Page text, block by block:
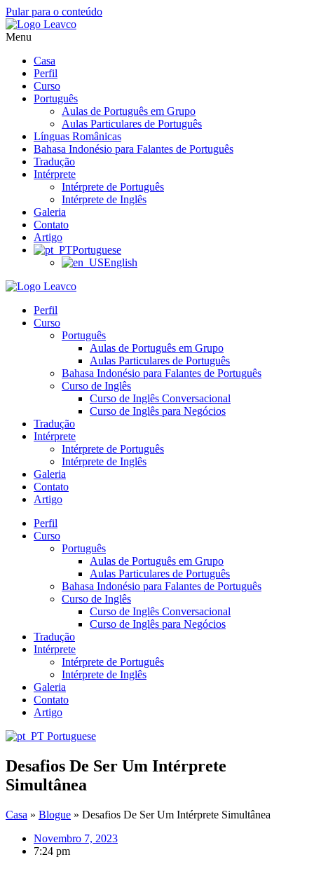
Pular para o conteúdo
Menu
Casa
Perfil
Curso
Português
Aulas de Português em Grupo
Aulas Particulares de Português
Línguas Românicas
Bahasa Indonésio para Falantes de Português
Tradução
Intérprete
Intérprete de Português
Intérprete de Inglês
Galeria
Contato
Artigo
Portuguese
English
Perfil
Curso
Português
Aulas de Português em Grupo
Aulas Particulares de Português
Bahasa Indonésio para Falantes de Português
Curso de Inglês
Curso de Inglês Conversacional
Curso de Inglês para Negócios
Tradução
Intérprete
Intérprete de Português
Intérprete de Inglês
Galeria
Contato
Artigo
Perfil
Curso
Português
Aulas de Português em Grupo
Aulas Particulares de Português
Bahasa Indonésio para Falantes de Português
Curso de Inglês
Curso de Inglês Conversacional
Curso de Inglês para Negócios
Tradução
Intérprete
Intérprete de Português
Intérprete de Inglês
Galeria
Contato
Artigo
Portuguese
Desafios De Ser Um Intérprete
Simultânea
Casa » Blogue » Desafios De Ser Um Intérprete Simultânea
Novembro 7, 2023
7:24 pm